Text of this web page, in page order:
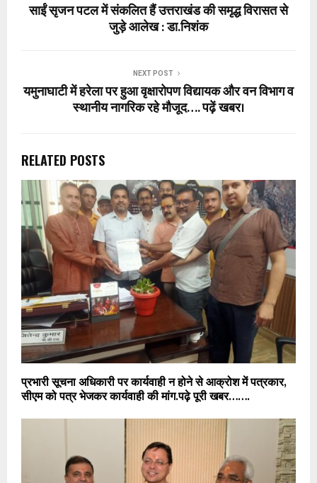
साईं सृजन पटल में संकलित हैं उत्तराखंड की समृद्ध विरासत से
जुड़े आलेख : डा.निशंक
NEXT POST
यमुनाघाटी में हरेला पर हुआ वृक्षारोपण विद्यायक और वन विभाग व
स्थानीय नागरिक रहे मौजूद…. पढ़ें खबर।
RELATED POSTS
प्रभारी सूचना अधिकारी पर कार्यवाही न होने से आक्रोश में पत्रकार,
सीएम को पत्र भेजकर कार्यवाही की मांग.पढ़े पूरी खबर…….